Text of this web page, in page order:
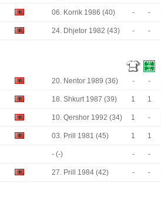
06. Korrik 1986 (40) - -
24. Dhjetor 1982 (43) - -
20. Nentor 1989 (36) - -
18. Shkurt 1987 (39) 1 1
10. Qershor 1992 (34) 1 -
03. Prill 1981 (45) 1 1
- (-) - -
27. Prill 1984 (42) - -